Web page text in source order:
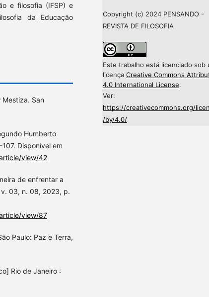
e filosofia (IFSP) e
da Educação
Mestiza. San
Humberto
Disponível em
view/42
de enfrentar a
03, n. 08, 2023, p.
view/87
Paulo: Paz e Terra,
Rio de Janeiro :
Copyright (c) 2024 PENSANDO -
REVISTA DE FILOSOFIA
Este trabalho está licenciado sob
licença Creative Commons
4.0 International License.
Ver:
https://creativecommons.org/
/by/4.0/